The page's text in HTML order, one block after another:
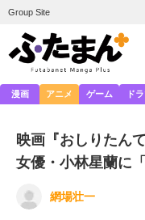
Group Site
漫画 アニメ ゲーム ド
映画『おしりたん
女優・小林星蘭に
網場壮一